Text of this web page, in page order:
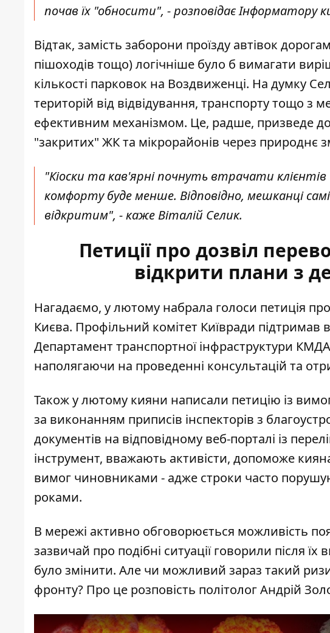
почав їх "обносити", - розповідає Інформатору
Відтак, замість заборони проїзду автівок
пішоходів тощо) логічніше було б вимагати
кількості парковок на Воздвиженці. На думку
територій від відвідування, транспорту тощо з
ефективним механізмом. Це, радше, призведе до
"закритих" ЖК та мікрорайонів через природнє
"Кіоски та кав'ярні почнуть втрачати
комфорту буде менше. Відповідно, мешканці
відкритим", - каже Віталій Селик.
Петиції про дозвіл
відкрити плани з
Нагадаємо, у лютому набрала голоси петиція про
Києва. Профільний комітет Київради підтримав
Департамент транспортної інфраструктури
наполягаючи на проведенні консультацій та
Також у лютому кияни написали петицію із
за виконанням приписів інспекторів з
документів на відповідному веб-порталі із
інструмент, вважають активісти, допоможе
вимог чиновниками - адже строки часто
роками.
В мережі активно обговорюється можливість
зазвичай про подібні ситуації говорили після
було змінити. Але чи можливий зараз такий
фронту? Про це розповість політолог Андрій